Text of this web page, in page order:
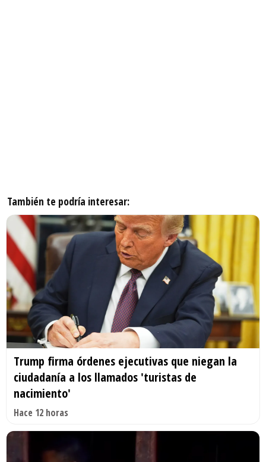
También te podría interesar:
Trump firma órdenes ejecutivas que niegan la
ciudadanía a los llamados 'turistas de
nacimiento'
Hace 12 horas